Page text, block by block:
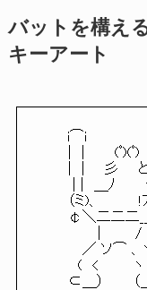
バットを構え
キーアート
i⌒i
|　|　　　(ﾟ)(ﾟ)
|　|　　彡　　と
| |　＿ﾉ　　　
（ミ)、　　　　!
￠＼二二二__
|　　　 /
／ ソ⌒ 、
(　< 　　　ヽ　
⊂＿）　　　（